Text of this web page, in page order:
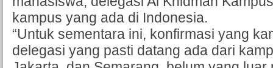
kampus yang ada di Indonesia.
“Untuk sementara ini, konfirmasi yang
delegasi yang pasti datang ada dari